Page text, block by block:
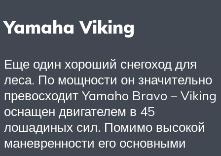
Yamaha Viking
Еще один хороший снегоход для
леса. По мощности он значительно
превосходит Yamaho Bravo – Viking
оснащен двигателем в 45
лошадиных сил. Помимо высокой
маневренности его основными